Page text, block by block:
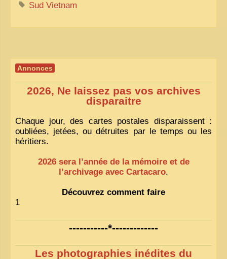
Sud Vietnam
Annonces
2026, Ne laissez pas vos archives
disparaitre
Chaque jour, des cartes postales disparaissent :
oubliées, jetées, ou détruites par le temps ou les
héritiers.
2026 sera l’année de la mémoire et de
l’archivage avec Cartacaro.
Découvrez comment faire
1
-----------*-------------
Les photographies inédites du